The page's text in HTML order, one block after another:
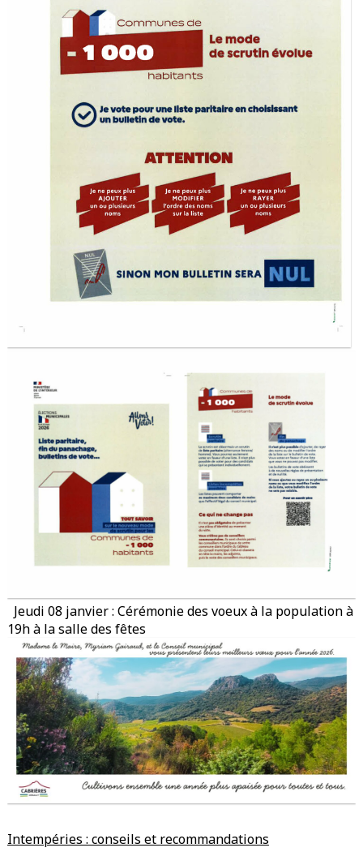
Jeudi 08 janvier : Cérémonie des voeux à la population à
19h à la salle des fêtes
Intempéries : conseils et recommandations